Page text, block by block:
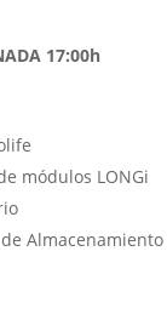
17:00h
módulos LONGi
Almacenamiento